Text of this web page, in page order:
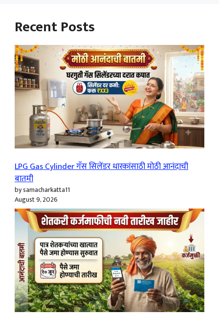
Recent Posts
LPG Gas Cylinder गॅस सिलेंडर धारकांसाठी मोठी आनंदाची
बातमी
by samacharkatta11
August 9, 2026